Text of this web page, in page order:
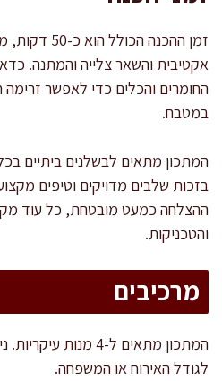
אקטיבית והשאר צלייה והמתנה.
החומרים והכלים כדי לאפשר
במטבח.
המתכון מתאים לבשלנים ביתיים
בזכות שלבים מדויקים וטיפים
ההצלחה כמעט מובטחת, כל עוד
והטכניקות.
מרכיבים
המתכון מתאים ל-4
לגודל האירוח או המשפחה.